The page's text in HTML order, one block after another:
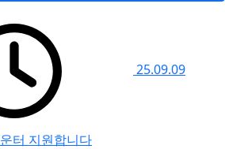
25.09.09
터 지원합니다